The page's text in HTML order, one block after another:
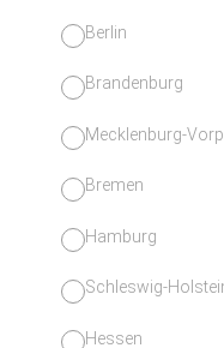
Berlin
Brandenburg
Mecklenburg-
Bremen
Hamburg
Schleswig-
Hessen